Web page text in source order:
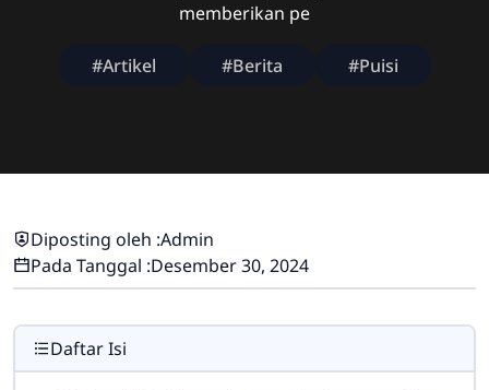
memberikan pe
#Artikel #Berita #Puisi
Diposting oleh :Admin
Pada Tanggal :Desember 30, 2024
Daftar Isi